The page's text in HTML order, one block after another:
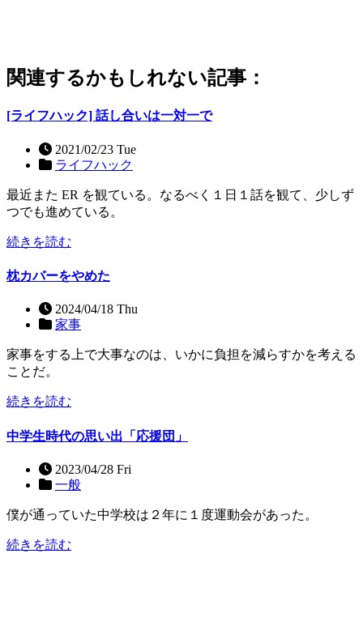
関連するかもしれない記事：
[ライフハック] 話し合いは一対一で
2021/02/23 Tue
ライフハック
最近また ER を観ている。なるべく１日１話を観て、少しず
つでも進めている。
続きを読む
枕カバーをやめた
2024/04/18 Thu
家事
家事をする上で大事なのは、いかに負担を減らすかを考える
ことだ。
続きを読む
中学生時代の思い出「応援団」
2023/04/28 Fri
一般
僕が通っていた中学校は２年に１度運動会があった。
続きを読む